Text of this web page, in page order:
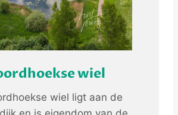
wiel
wiel ligt aan de